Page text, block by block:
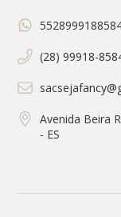
(28) 99918-
Avenida Beira
- ES